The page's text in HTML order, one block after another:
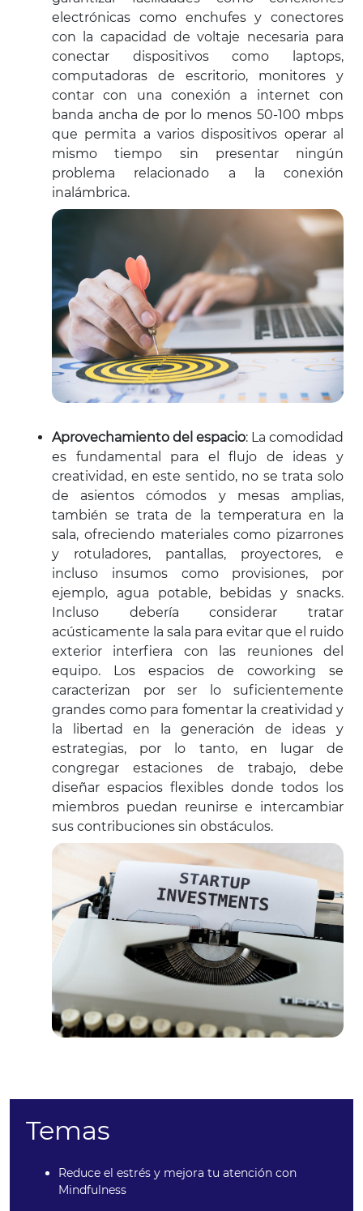
electrónicas como enchufes y conectores
con la capacidad de voltaje necesaria para
conectar dispositivos como laptops,
computadoras de escritorio, monitores y
contar con una conexión a internet con
banda ancha de por lo menos 50-100 mbps
que permita a varios dispositivos operar al
mismo tiempo sin presentar ningún
problema relacionado a la conexión
inalámbrica.
Aprovechamiento del espacio: La comodidad
es fundamental para el flujo de ideas y
creatividad, en este sentido, no se trata solo
de asientos cómodos y mesas amplias,
también se trata de la temperatura en la
sala, ofreciendo materiales como pizarrones
y rotuladores, pantallas, proyectores, e
incluso insumos como provisiones, por
ejemplo, agua potable, bebidas y snacks.
Incluso debería considerar tratar
acústicamente la sala para evitar que el ruido
exterior interfiera con las reuniones del
equipo. Los espacios de coworking se
caracterizan por ser lo suficientemente
grandes como para fomentar la creatividad y
la libertad en la generación de ideas y
estrategias, por lo tanto, en lugar de
congregar estaciones de trabajo, debe
diseñar espacios flexibles donde todos los
miembros puedan reunirse e intercambiar
sus contribuciones sin obstáculos.
Temas
Reduce el estrés y mejora tu atención con
Mindfulness